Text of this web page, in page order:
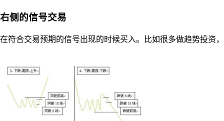
右侧的信号交易
在符合交易预期的信号出现的时候买入。比如很多做趋势投资